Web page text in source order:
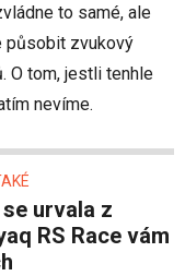
to samé, ale
působit zvukový
O tom, jestli tenhle
nevíme.
RS Race vám